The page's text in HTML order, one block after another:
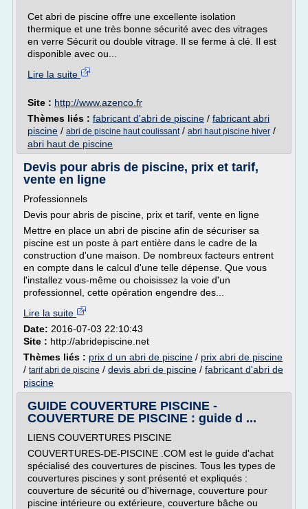
Cet abri de piscine offre une excellente isolation
thermique et une très bonne sécurité avec des vitrages
en verre Sécurit ou double vitrage. Il se ferme à clé. Il est
disponible avec ou...
Lire la suite
Site : http://www.azenco.fr
Thèmes liés : fabricant d'abri de piscine / fabricant abri
piscine / abri de piscine haut coulissant/ abri haut piscine hiver /
abri haut de piscine
Devis pour abris de piscine, prix et tarif,
vente en ligne
Professionnels
Devis pour abris de piscine, prix et tarif, vente en ligne
Mettre en place un abri de piscine afin de sécuriser sa
piscine est un poste à part entière dans le cadre de la
construction d'une maison. De nombreux facteurs entrent
en compte dans le calcul d'une telle dépense. Que vous
l'installez vous-même ou choisissez la voie d'un
professionnel, cette opération engendre des...
Lire la suite
Date: 2016-07-03 22:10:43
Site : http://abridepiscine.net
Thèmes liés : prix d un abri de piscine / prix abri de piscine
/ tarif abri de piscine / devis abri de piscine / fabricant d'abri de
piscine
GUIDE COUVERTURE PISCINE -
COUVERTURE DE PISCINE : guide d ...
LIENS COUVERTURES PISCINE
COUVERTURES-DE-PISCINE .COM est le guide d'achat
spécialisé des couvertures de piscines. Tous les types de
couvertures piscines y sont présenté et expliqués :
couverture de sécurité ou d'hivernage, couverture pour
piscine intérieure ou extérieure, couverture bâche ou